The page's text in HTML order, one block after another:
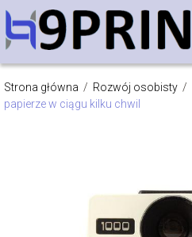
Strona główna / Rozwój osobisty /
papierze w ciągu kilku chwil